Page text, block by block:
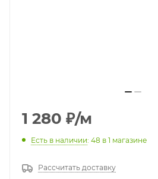
1 280 ₽/м
Есть в наличии: 48 в 1 магазине
Рассчитать доставку